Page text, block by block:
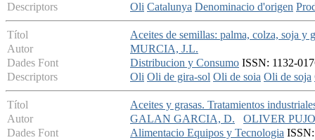
Descriptors
Oli Catalunya Denominacio d'origen
Títol
Aceites de semillas: palma, colza, soja
Autor
MURCIA, J.L.
Dades Font
Distribucion y Consumo ISSN: 1132-
Descriptors
Oli Oli de gira-sol Oli de soia Oli de soja
Títol
Aceites y grasas. Tratamientos
Autor
GALAN GARCIA, D.
OLIVER
Dades Font
Alimentacio Equipos y Tecnologia